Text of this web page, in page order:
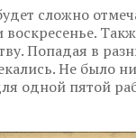
сложно
воскресенье.
Попадая в
Не было
одной пятой